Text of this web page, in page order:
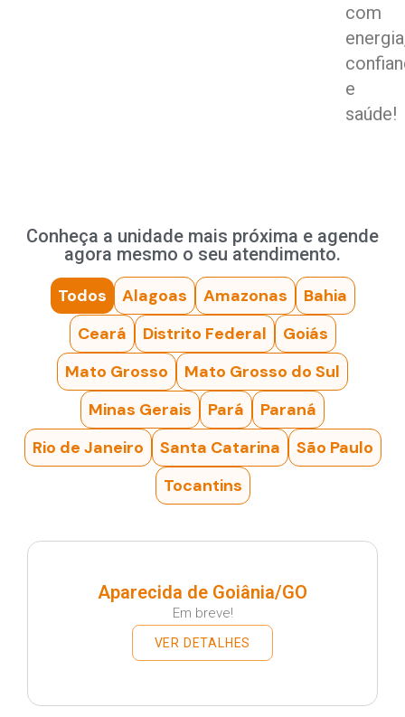
com
e
saúde!
Conheça a unidade mais próxima e agende
agora mesmo o seu atendimento.
Alagoas
Amazonas
Bahia
Ceará
Distrito Federal
Goiás
Mato Grosso
Mato Grosso do Sul
Minas Gerais
Pará
Paraná
Rio de Janeiro
Santa Catarina
São Paulo
Tocantins
Todos
Aparecida de Goiânia/GO
Em breve!
VER DETALHES